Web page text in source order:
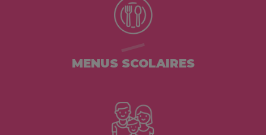
MENUS SCOLAIRES